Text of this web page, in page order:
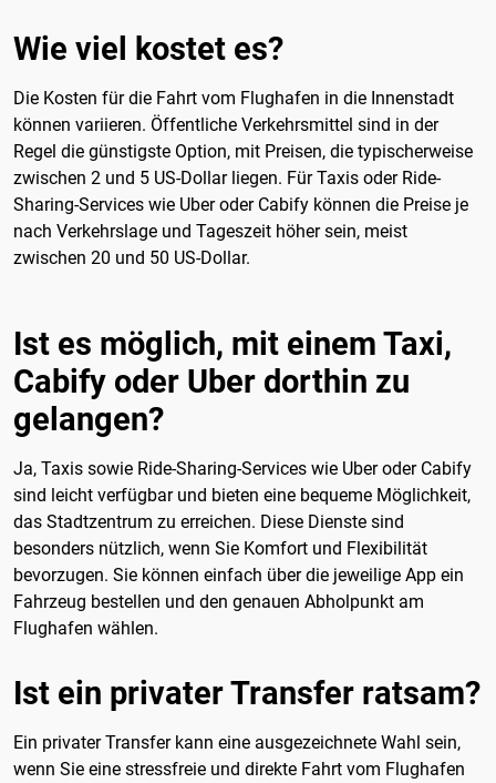
Wie viel kostet es?
Die Kosten für die Fahrt vom Flughafen in die Innenstadt
können variieren. Öffentliche Verkehrsmittel sind in der
Regel die günstigste Option, mit Preisen, die typischerweise
zwischen 2 und 5 US-Dollar liegen. Für Taxis oder Ride-
Sharing-Services wie Uber oder Cabify können die Preise je
nach Verkehrslage und Tageszeit höher sein, meist
zwischen 20 und 50 US-Dollar.
Ist es möglich, mit einem Taxi,
Cabify oder Uber dorthin zu
gelangen?
Ja, Taxis sowie Ride-Sharing-Services wie Uber oder Cabify
sind leicht verfügbar und bieten eine bequeme Möglichkeit,
das Stadtzentrum zu erreichen. Diese Dienste sind
besonders nützlich, wenn Sie Komfort und Flexibilität
bevorzugen. Sie können einfach über die jeweilige App ein
Fahrzeug bestellen und den genauen Abholpunkt am
Flughafen wählen.
Ist ein privater Transfer ratsam?
Ein privater Transfer kann eine ausgezeichnete Wahl sein,
wenn Sie eine stressfreie und direkte Fahrt vom Flughafen